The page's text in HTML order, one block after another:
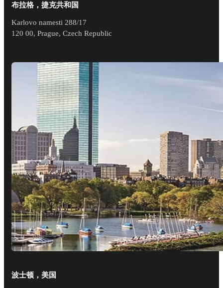
布拉格，捷克共和国
Karlovo namesti 288/17
120 00, Prague, Czech Republic
波士顿，美国